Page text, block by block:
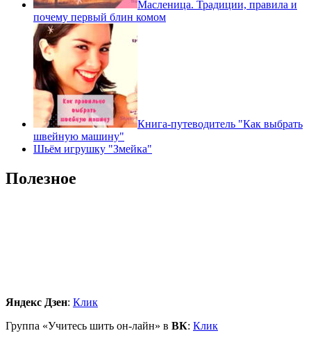
Масленица. Традиции, правила и
почему первый блин комом
Книга-путеводитель "Как выбрать
швейную машину"
Шьём игрушку "Змейка"
Полезное
Яндекс Дзен: Клик
Группа «Учитесь шить он-лайн» в ВК: Клик